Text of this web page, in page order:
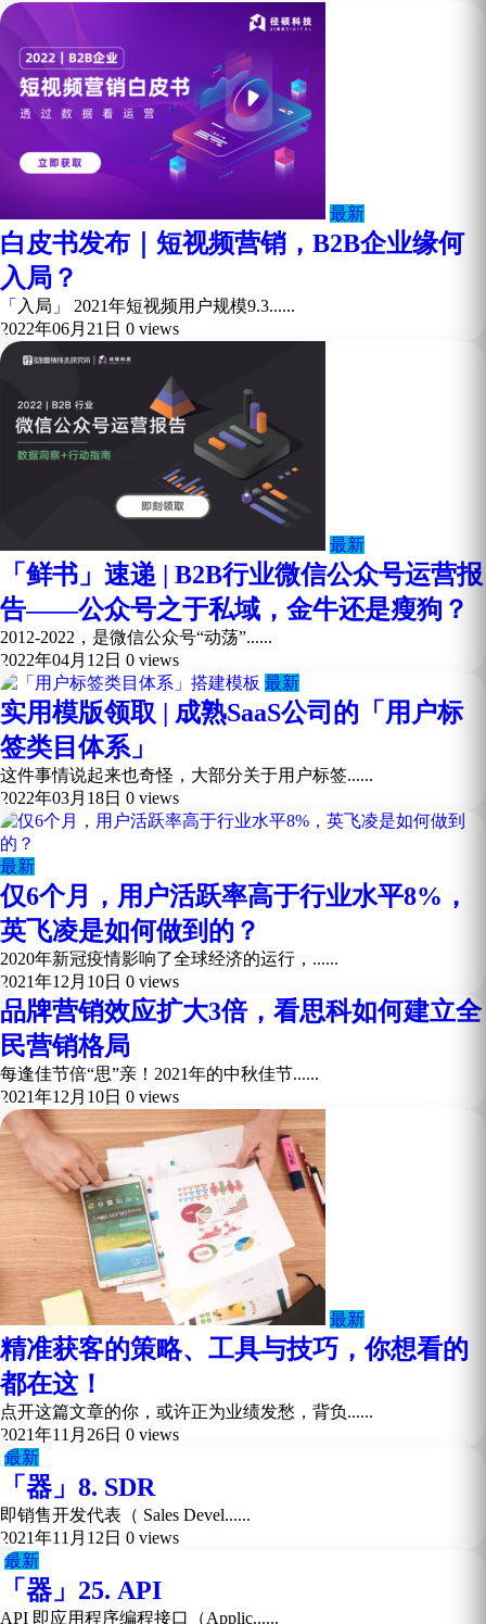
最新
白皮书发布｜短视频营销，B2B企业缘何
入局？
「入局」 2021年短视频用户规模9.3......
2022年06月21日 0 views
最新
「鲜书」速递 | B2B行业微信公众号运营报
告——公众号之于私域，金牛还是瘦狗？
2012-2022，是微信公众号“动荡”......
2022年04月12日 0 views
最新
实用模版领取 | 成熟SaaS公司的「用户标
签类目体系」
这件事情说起来也奇怪，大部分关于用户标签......
2022年03月18日 0 views
最新
仅6个月，用户活跃率高于行业水平8%，
英飞凌是如何做到的？
2020年新冠疫情影响了全球经济的运行，......
2021年12月10日 0 views
品牌营销效应扩大3倍，看思科如何建立全
民营销格局
每逢佳节倍“思”亲！2021年的中秋佳节......
2021年12月10日 0 views
最新
精准获客的策略、工具与技巧，你想看的
都在这！
点开这篇文章的你，或许正为业绩发愁，背负......
2021年11月26日 0 views
最新
「器」8. SDR
即销售开发代表（ Sales Devel......
2021年11月12日 0 views
最新
「器」25. API
API 即应用程序编程接口（Applic......